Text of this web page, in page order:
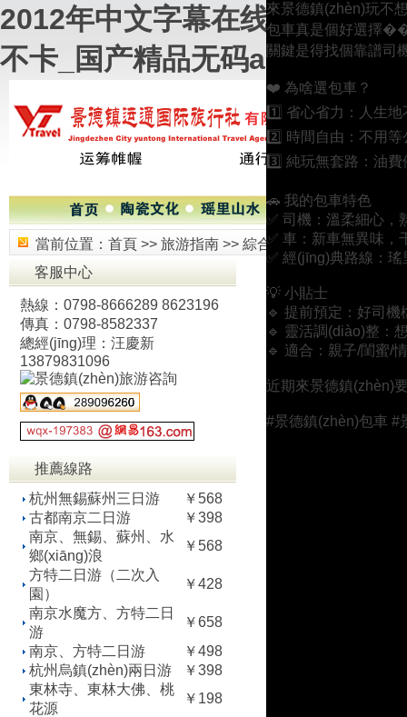
2012年中文字幕在线_99热国
不卡_国产精品无码a∨
當前位置： 首頁 >> 旅游指南 >> 綜合指南 >>景德鎮(zhèn)
客服中心
熱線：0798-8666289 8623196
傳真：0798-8582337
總經(jīng)理：汪慶新
13879831096
推薦線路
杭州無錫蘇州三日游
￥568
古都南京二日游
￥398
南京、無錫、蘇州、水
鄉(xiāng)浪
￥568
方特二日游（二次入
園）
￥428
南京水魔方、方特二日
游
￥658
南京、方特二日游
￥498
杭州烏鎮(zhèn)兩日游
￥398
東林寺、東林大佛、桃
花源
￥198
來源：景德鎮
(wǎng)站
來景德鎮(zhèn)玩不想
包車真是個好選擇
關鍵是得找個靠譜司機
❤️ 為啥選包車？
1️⃣ 省心省力：人生
2️⃣ 時間自由：不用等
3️⃣ 純玩無套路：油費
🚗 我的包車特色
✅ 司機：溫柔細心
✅ 車：新車無異味，
✅ 經(jīng)典路線：
💡 小貼士
🔹 提前預定：好司機
🔹 靈活調(diào)整：想多
🔹 適合：親子/閨蜜/
近期來景德鎮(zhèn)要
#景德鎮(zhèn)包車 #